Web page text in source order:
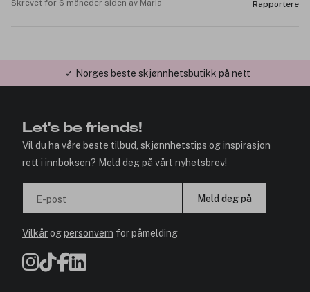
Skrevet for 6 måneder siden av Maria Rapportere
Let's be friends!
Vil du ha våre beste tilbud, skjønnhetstips og inspirasjon
rett i innboksen? Meld deg på vårt nyhetsbrev!
E-post Meld deg på
Vilkårogpersonvern for påmelding